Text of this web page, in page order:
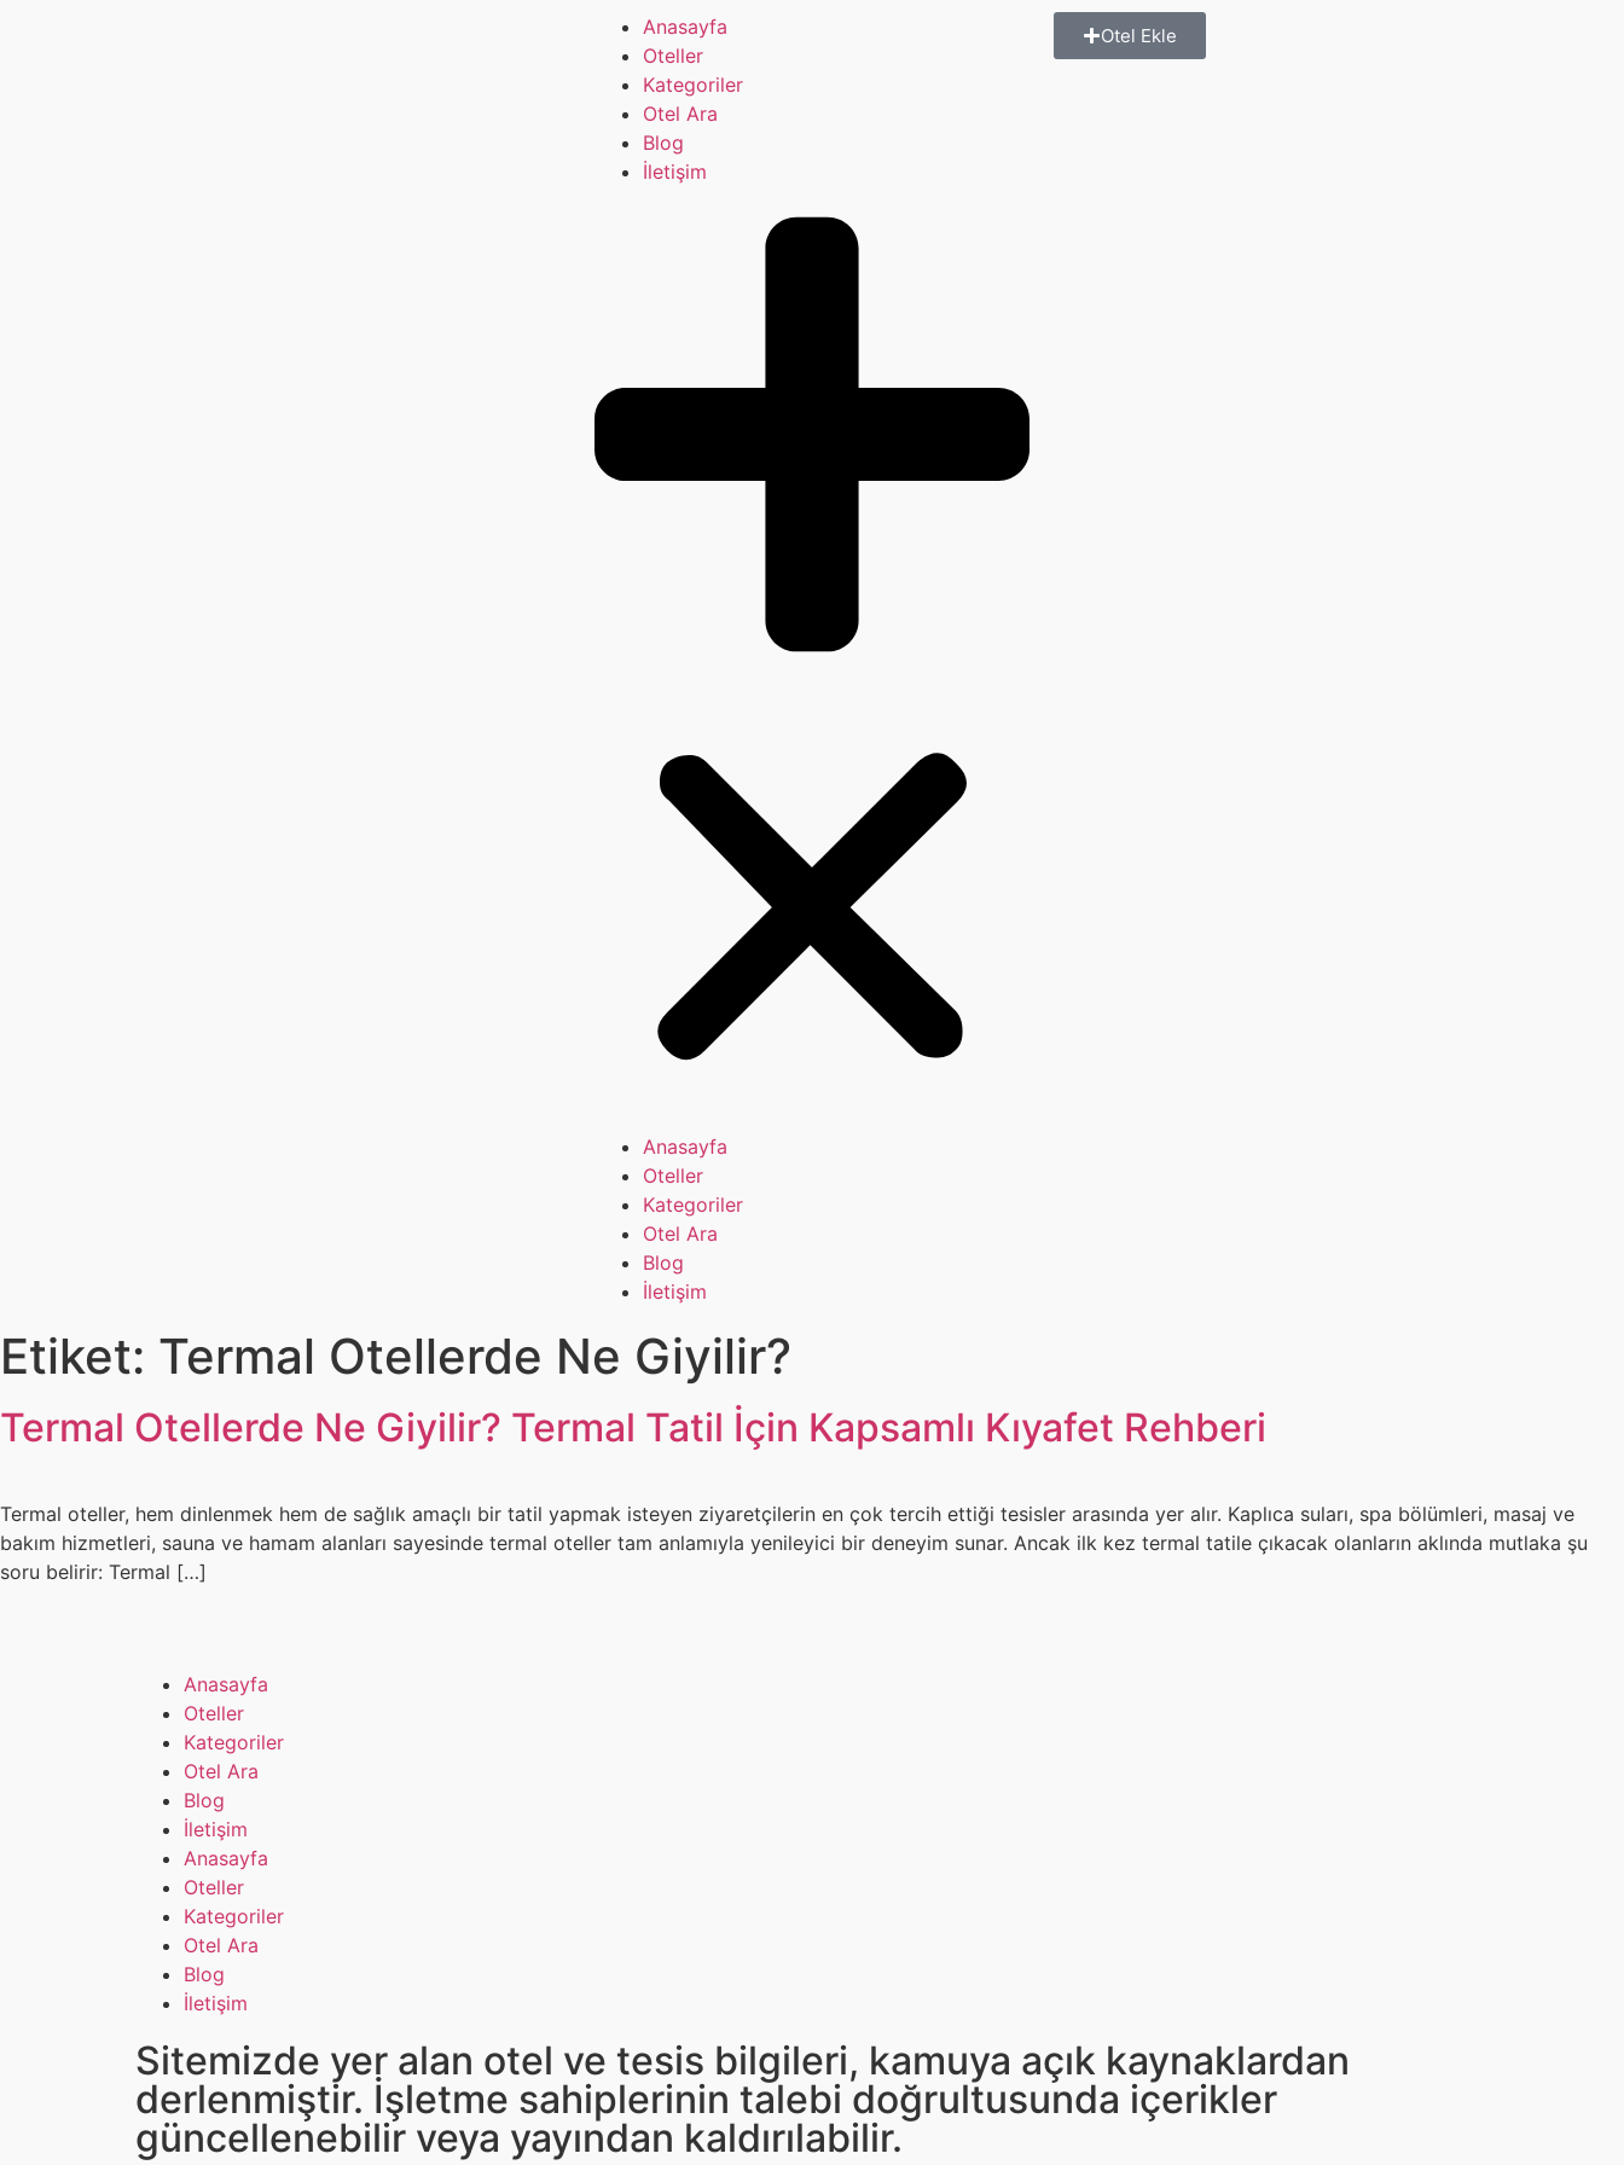
Anasayfa
Oteller
Kategoriler
Otel Ara
Blog
İletişim
Anasayfa
Oteller
Kategoriler
Otel Ara
Blog
İletişim
Otel Ekle
Etiket: Termal Otellerde Ne Giyilir?
Termal Otellerde Ne Giyilir? Termal Tatil İçin Kapsamlı Kıyafet Rehberi
Termal oteller, hem dinlenmek hem de sağlık amaçlı bir tatil yapmak isteyen ziyaretçilerin en çok tercih ettiği tesisler arasında yer alır. Kaplıca suları, spa bölümleri, masaj ve
bakım hizmetleri, sauna ve hamam alanları sayesinde termal oteller tam anlamıyla yenileyici bir deneyim sunar. Ancak ilk kez termal tatile çıkacak olanların aklında mutlaka şu
soru belirir: Termal […]
Anasayfa
Oteller
Kategoriler
Otel Ara
Blog
İletişim
Anasayfa
Oteller
Kategoriler
Otel Ara
Blog
İletişim
Sitemizde yer alan otel ve tesis bilgileri, kamuya açık kaynaklardan
derlenmiştir. İşletme sahiplerinin talebi doğrultusunda içerikler
güncellenebilir veya yayından kaldırılabilir.